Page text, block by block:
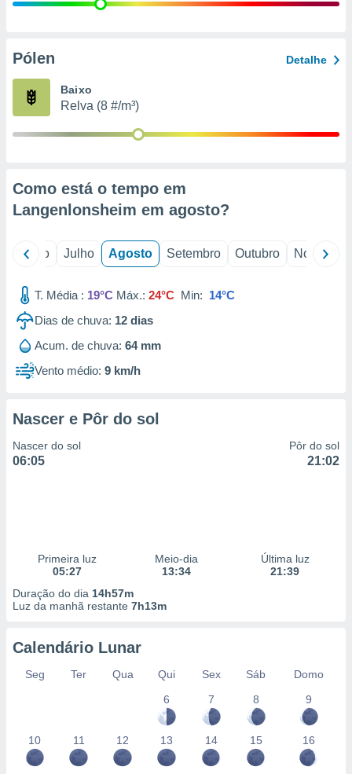
e
de
Pólen Detalhe
Baixo
Relva (8 #/m³)
Como está o tempo em
Langenlonsheim em agosto?
Junho Julho Agosto Setembro Outubro Novembro
T. Média : 19°C Máx.: 24°C Min: 14°C
Dias de chuva: 12 dias
Acum. de chuva: 64 mm
Vento médio: 9 km/h
Nascer e Pôr do sol
Nascer do sol
06:05
Pôr do sol
21:02
Primeira luz
05:27
Meio-dia
13:34
Última luz
21:39
Duração do dia 14h57m
Luz da manhã restante 7h13m
Calendário Lunar
Seg Ter Qua Qui Sex Sáb
Domo
6
7 8 9
10 11 12 13 14 15 16